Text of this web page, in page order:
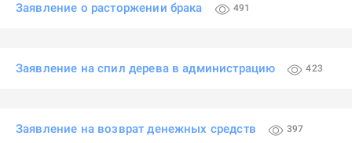
Заявление о расторжении брака 491
Заявление на спил дерева в администрацию 423
Заявление на возврат денежных средств 397